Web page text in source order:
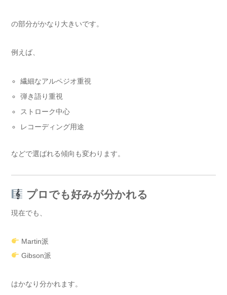
の部分がかなり大きいです。
例えば、
繊細なアルペジオ重視
弾き語り重視
ストローク中心
レコーディング用途
などで選ばれる傾向も変わります。
プロでも好みが分かれる
現在でも、
Martin派
Gibson派
はかなり分かれます。